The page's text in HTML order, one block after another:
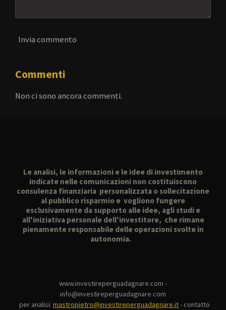
Invia commento
Commenti
Non ci sono ancora commenti.
Le analisi, le informazioni e le idee di investimento
indicate nelle comunicazioni non costituiscono
consulenza finanziaria personalizzata o sollecitazione
al pubblico risparmio e vogliono fungere
esclusivamente da supporto alle idee, agli studi e
all'iniziativa personale dell'investitore, che rimane
pienamente responsabile delle operazioni svolte in
autonomia.
www.investireperguadagnare.com -
info@investireperguadagnare.com
per analisi: mastropietro@investireperguadagnare.it- contatto